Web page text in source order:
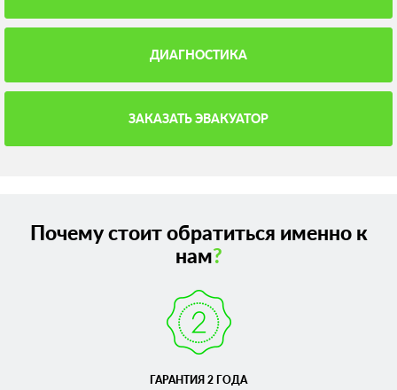
ДИАГНОСТИКА
ЗАКАЗАТЬ ЭВАКУАТОР
Почему стоит обратиться именно к
нам?
ГАРАНТИЯ 2 ГОДА